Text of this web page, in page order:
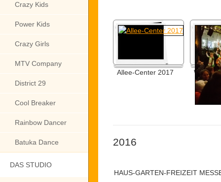
Crazy Kids
Power Kids
Crazy Girls
MTV Company
District 29
Cool Breaker
Rainbow Dancer
Batuka Dance
DAS STUDIO
Allee-Center 2017
2016
HAUS-GARTEN-FREIZEIT